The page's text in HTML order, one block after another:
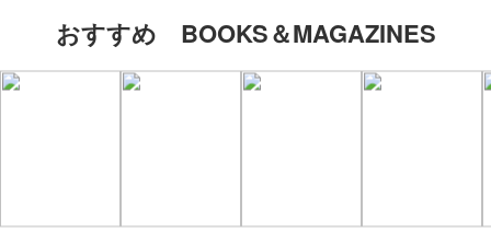
おすすめ BOOKS＆MAGAZINES